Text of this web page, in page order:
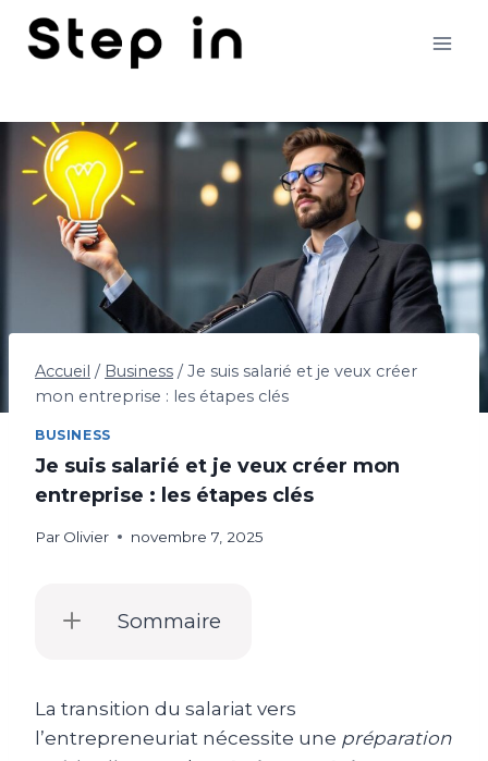
Aller
Accueil / Business / Je suis salarié et je veux créer
mon entreprise : les étapes clés
BUSINESS
Je suis salarié et je veux créer mon
entreprise : les étapes clés
Par Olivier novembre 7, 2025
Sommaire
La transition du salariat vers
l’entrepreneuriat nécessite une préparation